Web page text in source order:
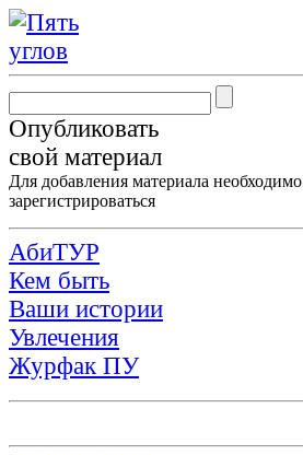
Опубликовать
свой материал
Для добавления материала необходимо
зарегистрироваться
АбиТУР
Кем быть
Ваши истории
Увлечения
Журфак ПУ